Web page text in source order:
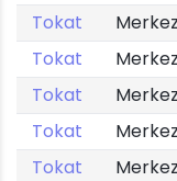
Tokat
Merkez
Tokat
Merkez
Tokat
Merkez
Tokat
Merkez
Tokat
Merkez